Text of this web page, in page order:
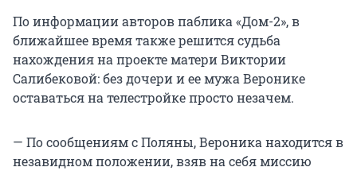
По информации авторов паблика «Дом-2», в
ближайшее время также решится судьба
нахождения на проекте матери Виктории
Салибековой: без дочери и ее мужа Веронике
оставаться на телестройке просто незачем.
— По сообщениям с Поляны, Вероника находится в
незавидном положении, взяв на себя миссию